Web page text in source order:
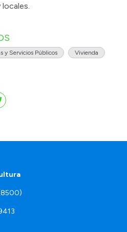
y Servicios Públicos Vivienda